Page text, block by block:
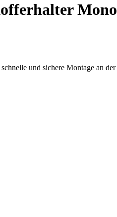
und sichere Montage an